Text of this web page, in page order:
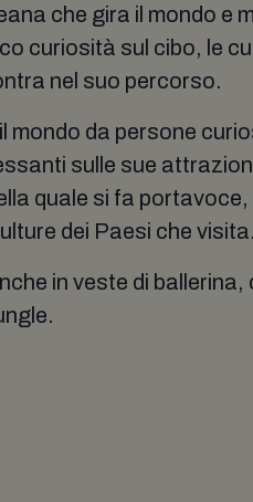
che gira il mondo e
curiosità sul cibo, le
nel suo percorso.
mondo da persone
sulle sue
quale si fa portavoce,
dei Paesi che visita.
in veste di